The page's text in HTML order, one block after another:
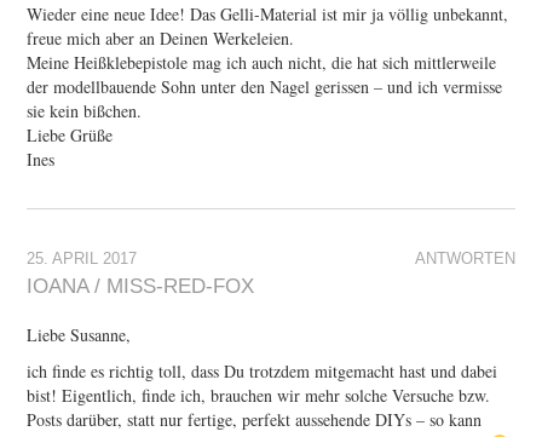
Wieder eine neue Idee! Das Gelli-Material ist mir ja völlig unbekannt,
freue mich aber an Deinen Werkeleien.
Meine Heißklebepistole mag ich auch nicht, die hat sich mittlerweile
der modellbauende Sohn unter den Nagel gerissen – und ich vermisse
sie kein bißchen.
Liebe Grüße
Ines
ANTWORTEN
25. APRIL 2017
IOANA / MISS-RED-FOX
Liebe Susanne,
ich finde es richtig toll, dass Du trotzdem mitgemacht hast und dabei
bist! Eigentlich, finde ich, brauchen wir mehr solche Versuche bzw.
Posts darüber, statt nur fertige, perfekt aussehende DIYs – so kann